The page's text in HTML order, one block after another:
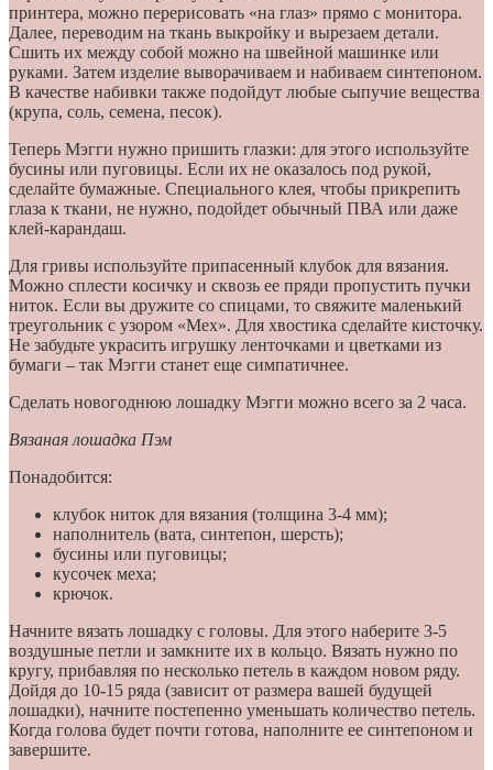
принтера, можно перерисовать «на глаз» прямо с монитора.
Далее, переводим на ткань выкройку и вырезаем детали.
Сшить их между собой можно на швейной машинке или
руками. Затем изделие выворачиваем и набиваем синтепоном.
В качестве набивки также подойдут любые сыпучие вещества
(крупа, соль, семена, песок).
Теперь Мэгги нужно пришить глазки: для этого используйте
бусины или пуговицы. Если их не оказалось под рукой,
сделайте бумажные. Специального клея, чтобы прикрепить
глаза к ткани, не нужно, подойдет обычный ПВА или даже
клей-карандаш.
Для гривы используйте припасенный клубок для вязания.
Можно сплести косичку и сквозь ее пряди пропустить пучки
ниток. Если вы дружите со спицами, то свяжите маленький
треугольник с узором «Мех». Для хвостика сделайте кисточку.
Не забудьте украсить игрушку ленточками и цветками из
бумаги – так Мэгги станет еще симпатичнее.
Сделать новогоднюю лошадку Мэгги можно всего за 2 часа.
Вязаная лошадка Пэм
Понадобится:
клубок ниток для вязания (толщина 3-4 мм);
наполнитель (вата, синтепон, шерсть);
бусины или пуговицы;
кусочек меха;
крючок.
Начните вязать лошадку с головы. Для этого наберите 3-5
воздушные петли и замкните их в кольцо. Вязать нужно по
кругу, прибавляя по несколько петель в каждом новом ряду.
Дойдя до 10-15 ряда (зависит от размера вашей будущей
лошадки), начните постепенно уменьшать количество петель.
Когда голова будет почти готова, наполните ее синтепоном и
завершите.